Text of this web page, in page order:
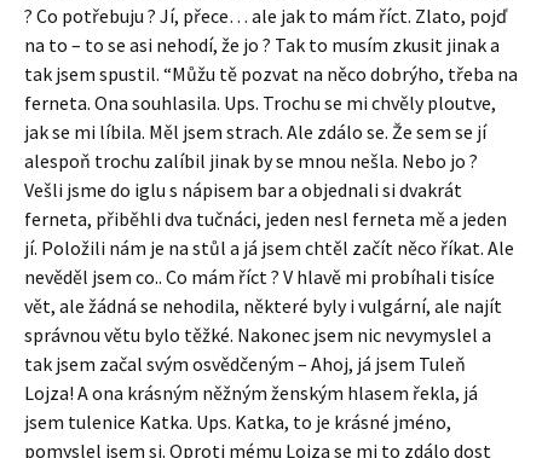
? Co potřebuju ? Jí, přece… ale jak to mám říct. Zlato, pojď
na to – to se asi nehodí, že jo ? Tak to musím zkusit jinak a
tak jsem spustil. “Můžu tě pozvat na něco dobrýho, třeba na
ferneta. Ona souhlasila. Ups. Trochu se mi chvěly ploutve,
jak se mi líbila. Měl jsem strach. Ale zdálo se. Že sem se jí
alespoň trochu zalíbil jinak by se mnou nešla. Nebo jo ?
Vešli jsme do iglu s nápisem bar a objednali si dvakrát
ferneta, přiběhli dva tučnáci, jeden nesl ferneta mě a jeden
jí. Položili nám je na stůl a já jsem chtěl začít něco říkat. Ale
nevěděl jsem co.. Co mám říct ? V hlavě mi probíhali tisíce
vět, ale žádná se nehodila, některé byly i vulgární, ale najít
správnou větu bylo těžké. Nakonec jsem nic nevymyslel a
tak jsem začal svým osvědčeným – Ahoj, já jsem Tuleň
Lojza! A ona krásným něžným ženským hlasem řekla, já
jsem tulenice Katka. Ups. Katka, to je krásné jméno,
pomyslel jsem si. Oproti mému Lojza se mi to zdálo dost